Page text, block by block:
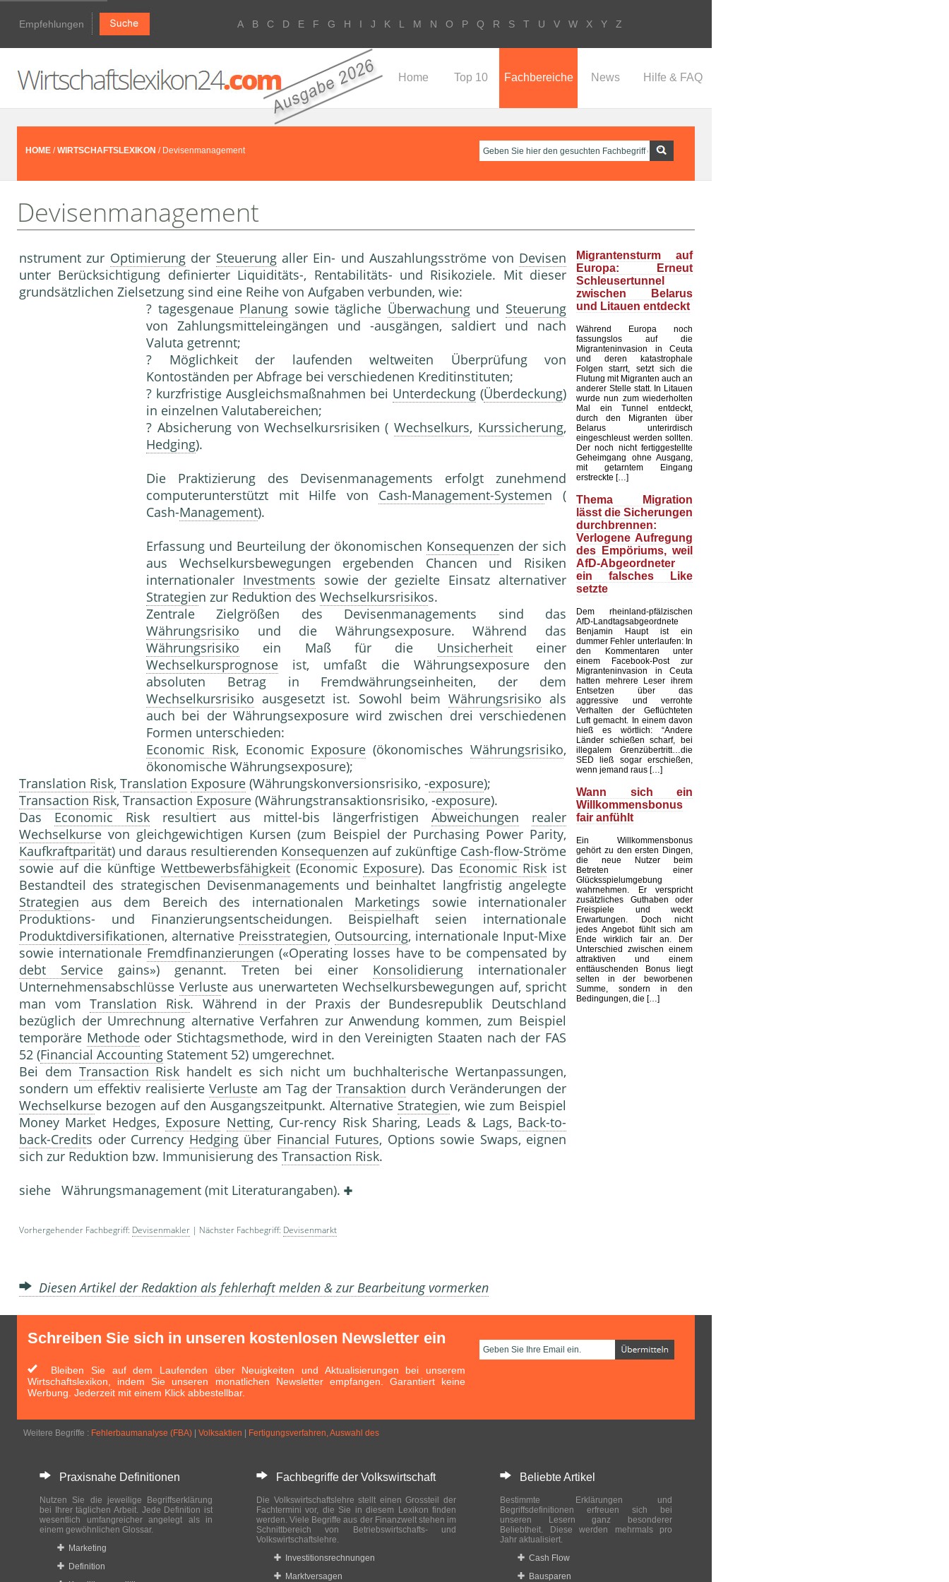
Empfehlungen A B C D E F G H I J K L M N O P Q R S T U V W X Y Z
Home Top 10 Fachbereiche News Hilfe & FAQ
HOME /WIRTSCHAFTSLEXIKON / Devisenmanagement
Devisenmanagement
nstrument zur Optimierungder Steuerungaller Ein- und Auszahlungsströme von Devisen
unter Berücksichtigung definierter Liquiditäts-, Rentabilitäts- und Risikoziele. Mit dieser
grundsätzlichen Zielsetzung sind eine Reihe von Aufgaben verbunden, wie:
? tagesgenaue Planung sowie tägliche Überwachungund Steuerung
von Zahlungsmitteleingängen und -ausgängen, saldiert und nach
Valuta getrennt;
? Möglichkeit der laufenden weltweiten Überprüfung von
Kontoständen per Abfrage bei verschiedenen Kreditinstituten;
? kurzfristige Ausgleichsmaßnahmen bei Unterdeckung (Überdeckung)
in einzelnen Valutabereichen;
? Absicherung von Wechselkursrisiken (Wechselkurs, Kurssicherung,
Hedging).
Die Praktizierung des Devisenmanagements erfolgt zunehmend
computerunterstützt mit Hilfe von Cash-Management-Systemen (
Cash-Management).
Erfassung und Beurteilung der ökonomischen Konsequenzen der sich
aus Wechselkursbewegungen ergebenden Chancen und Risiken
internationaler Investments sowie der gezielte Einsatz alternativer
Strategien zur Reduktion des Wechselkursrisikos.
Zentrale Zielgrößen des Devisenmanagements sind das
Währungsrisiko und die Währungsexposure. Während das
Währungsrisiko ein Maß für die Unsicherheiteiner
Wechselkursprognose ist, umfaßt die Währungsexposure den
absoluten Betrag in Fremdwährungseinheiten, der dem
Wechselkursrisiko ausgesetzt ist. Sowohl beim Währungsrisiko als
auch bei der Währungsexposure wird zwischen drei verschiedenen
Formen unterschieden:
Economic Risk, Economic Exposure (ökonomischesWährungsrisiko,
ökonomische Währungsexposure);
Translation Risk, Translation Exposure (Währungskonversionsrisiko, -exposure);
Transaction Risk, Transaction Exposure (Währungstransaktionsrisiko, -exposure).
Das Economic Risk resultiert aus mittel-bis längerfristigen Abweichungen
realer
Wechselkurse von gleichgewichtigen Kursen (zum Beispiel der Purchasing Power Parity,
Kaufkraftparität) und daraus resultierenden Konsequenzen auf zukünftige Cash-flow-Ströme
sowie auf die künftige Wettbewerbsfähigkeit(Economic Exposure). Das Economic Risk ist
Bestandteil des strategischen Devisenmanagements und beinhaltet langfristig angelegte
Strategien aus dem Bereich des internationalen Marketings sowie internationaler
Produktions- und Finanzierungsentscheidungen. Beispielhaft seien internationale
Produktdiversifikationen, alternative Preisstrategien, Outsourcing, internationale Input-Mixe
sowie internationale Fremdfinanzierungen («Operating losses have to be compensated by
debt Service gains») genannt. Treten bei einer Konsolidierung internationaler
Unternehmensabschlüsse Verluste aus unerwarteten Wechselkursbewegungen auf, spricht
man vomTranslation Risk. Während in der Praxis der Bundesrepublik Deutschland
bezüglich der Umrechnung alternative Verfahren zur Anwendung kommen, zum Beispiel
temporäre Methodeoder Stichtagsmethode, wird in den Vereinigten Staaten nach der FAS
52 (Financial Accounting Statement 52) umgerechnet.
Bei dem Transaction Risk handelt es sich nicht um buchhalterische Wertanpassungen,
sondern um effektiv realisierteVerluste am Tag derTransaktion durch Veränderungen der
Wechselkurse bezogen auf den Ausgangszeitpunkt. Alternative Strategien, wie zum Beispiel
Money Market Hedges, Exposure Netting, Cur-rency Risk Sharing, Leads & Lags, Back-to-
back-Credits oder Currency Hedgingüber Financial Futures, Options sowie Swaps, eignen
sich zur Reduktion bzw. Immunisierung des Transaction Risk.
siehe Währungsmanagement (mit Literaturangaben).
Vorhergehender Fachbegriff: Devisenmakler | Nächster Fachbegriff: Devisenmarkt
Diesen Artikel der Redaktion als fehlerhaft melden & zur Bearbeitung vormerken
Migrantensturm auf
Europa: Erneut
Schleusertunnel
zwischen Belarus
und Litauen entdeckt
Während Europa noch
fassungslos auf die
Migranteninvasion in Ceuta
und deren katastrophale
Folgen starrt, setzt sich die
Flutung mit Migranten auch an
anderer Stelle statt. In Litauen
wurde nun zum wiederholten
Mal ein Tunnel entdeckt,
durch den Migranten über
Belarus unterirdisch
eingeschleust werden sollten.
Der noch nicht fertiggestellte
Geheimgang ohne Ausgang,
mit getarntem Eingang
erstreckte […]
Thema Migration
lässt die Sicherungen
durchbrennen:
Verlogene Aufregung
des Empöriums, weil
AfD-Abgeordneter
ein falsches Like
setzte
Dem rheinland-pfälzischen
AfD-Landtagsabgeordnete
Benjamin Haupt ist ein
dummer Fehler unterlaufen: In
den Kommentaren unter
einem Facebook-Post zur
Migranteninvasion in Ceuta
hatten mehrere Leser ihrem
Entsetzen über das
aggressive und verrohte
Verhalten der Geflüchteten
Luft gemacht. In einem davon
hieß es wörtlich: “Andere
Länder schießen scharf, bei
illegalem Grenzübertritt…die
SED ließ sogar erschießen,
wenn jemand raus […]
Wann sich ein
Willkommensbonus
fair anfühlt
Ein Willkommensbonus
gehört zu den ersten Dingen,
die neue Nutzer beim
Betreten einer
Glücksspielumgebung
wahrnehmen. Er verspricht
zusätzliches Guthaben oder
Freispiele und weckt
Erwartungen. Doch nicht
jedes Angebot fühlt sich am
Ende wirklich fair an. Der
Unterschied zwischen einem
attraktiven und einem
enttäuschenden Bonus liegt
selten in der beworbenen
Summe, sondern in den
Bedingungen, die […]
Schreiben Sie sich in unseren kostenlosen Newsletter ein
Bleiben Sie auf dem Laufenden über Neuigkeiten und Aktualisierungen bei unserem
Wirtschaftslexikon, indem Sie unseren monatlichen Newsletter empfangen. Garantiert keine
Werbung. Jederzeit mit einem Klick abbestellbar.
Weitere Begriffe : Fehlerbaumanalyse (FBA) Volksaktien Fertigungsverfahren, Auswahl des
Praxisnahe Definitionen
Nutzen Sie die jeweilige Begriffserklärung
bei Ihrer täglichen Arbeit. Jede Definition ist
wesentlich umfangreicher angelegt als in
einem gewöhnlichen Glossar.
Marketing
Definition
Fachbegriffe der Volkswirtschaft
Die Volkswirtschaftslehre stellt einen Grossteil der
Fachtermini vor, die Sie in diesem Lexikon finden
werden. Viele Begriffe aus der Finanzwelt stehen im
Schnittbereich von Betriebswirtschafts- und
Volkswirtschaftslehre.
Investitionsrechnungen
Marktversagen
Beliebte Artikel
Bestimmte Erklärungen und
Begriffsdefinitionen erfreuen sich bei
unseren Lesern ganz besonderer
Beliebtheit. Diese werden mehrmals pro
Jahr aktualisiert.
Cash Flow
Bausparen